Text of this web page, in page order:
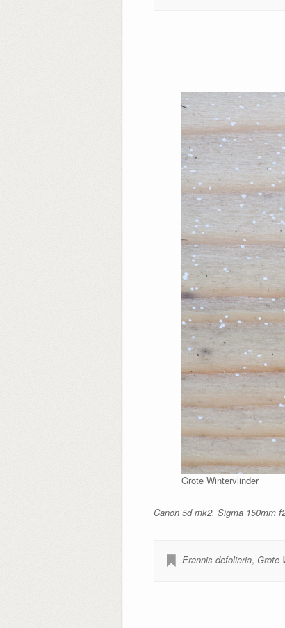
Grote Wintervlinder
Canon 5d mk2, Sigma 150mm
Erannis defoliaria, Grote